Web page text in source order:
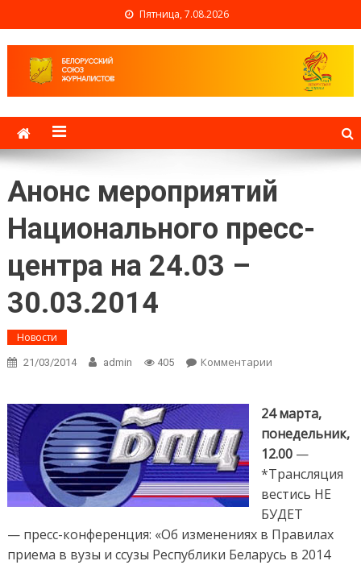
Пятница, 7.08.2026
Белорусский союз
журналистов
Анонс мероприятий
Национального пресс-
центра на 24.03 –
30.03.2014
Новости
21/03/2014 admin 405 Комментарии
пресс-центра
30.03.2014
24 марта,
понедельник,
12.00—
*Трансляция
вестись НЕ
БУДЕТ
— пресс-конференция: «Об изменениях в Правилах
приема в вузы и ссузы Республики Беларусь в 2014